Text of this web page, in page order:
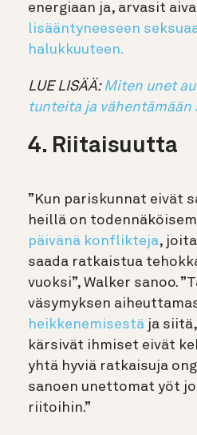
energiaan ja, arvasit
lisääntyneeseen
halukkuuteen.
LUE LISÄÄ: Miten unet
tunteita ja vähentämään
4. Riitaisuutta
”Kun pariskunnat eivät
heillä on
päivänä konflikteja,
saada ratkaistua
vuoksi”, Walker sanoo.
väsymyksen
heikkenemisestä ja
kärsivät ihmiset eivät
yhtä hyviä ratkaisuja
sanoen unettomat yöt
riitoihin.”